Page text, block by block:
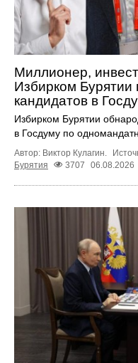
Миллионер,
Избирком Бурятии
кандидатов в
Избирком Бурятии
в Госдуму по
Автор: Виктор Кулагин.
Бурятия
3707 06.08.2026